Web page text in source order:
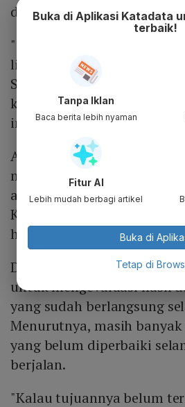
diperpanjang.
"Indonesia tengah
lingkungan hidup terutama
Serikat dan Eropa.
kembali perizinan bisa
internasional,"tuturnya.
Adrian berharap
mengambil keputusan
atau tidak melanjutkan
Kepastian diperlukan oleh
hingga eksportir.
Dia juga berharap
untuk mengevaluasi hasil
yang sudah berlangsung
Menurutnya, masih
yang belum diperbaiki
berjalan.
"Kalau tujuannya belum
Buka di Aplikasi Katadata
terbaik!
Tanpa Iklan
Baca berita lebih nyaman
Fitur AI
Lebih mudah berbagi artikel
Buka di
Tetap di